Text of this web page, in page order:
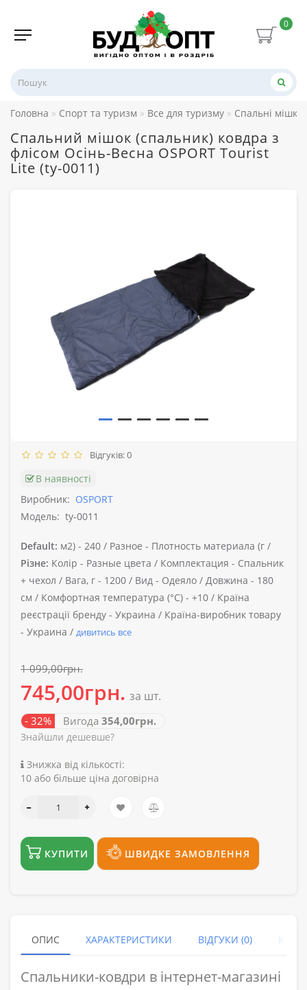
0
Головна Спорт та туризм Все для туризму Спальні мішки
Спальний мішок (спальник) ковдра з
флісом Осінь-Весна OSPORT Tourist
Lite (ty-0011)
Відгуків: 0
В наявності
Виробник: OSPORT
Модель: ty-0011
Default: м2) - 240 / Разное - Плотность материала (г /
Різне: Колір - Разные цвета / Комплектация - Спальник
+ чехол / Вага, г - 1200 / Вид - Одеяло / Довжина - 180
см / Комфортная температура (°C) - +10 / Країна
реєстрації бренду - Украина / Країна-виробник товару
- Украина / дивитись все
1 099,00грн.
745,00грн. за шт.
- 32% Вигода 354,00грн.
Знайшли дешевше?
Знижка від кількості:
10 або більше ціна договірна
КУПИТИ ШВИДКЕ ЗАМОВЛЕННЯ
ОПИС ХАРАКТЕРИСТИКИ ВІДГУКИ (0)
Спальники-ковдри в інтернет-магазині